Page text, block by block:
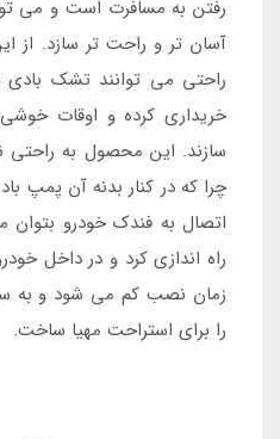
رفتن به مسافرت است و می
آسان تر و راحت تر سازد. از
راحتی می توانند تشک بادی
خریداری کرده و اوقات
سازند. این محصول به
چرا که در کنار بدنه آن پمپ
اتصال به فندک خودرو
راه اندازی کرد و در داخل
زمان نصب کم می شود و به
را برای استراحت مهیا ساخت.